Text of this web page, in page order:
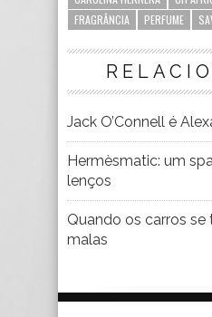
FRAGRÂNCIA
PERFUME
Jack O’Connell é
Hermèsmatic: um
lenços
Quando os carros
malas